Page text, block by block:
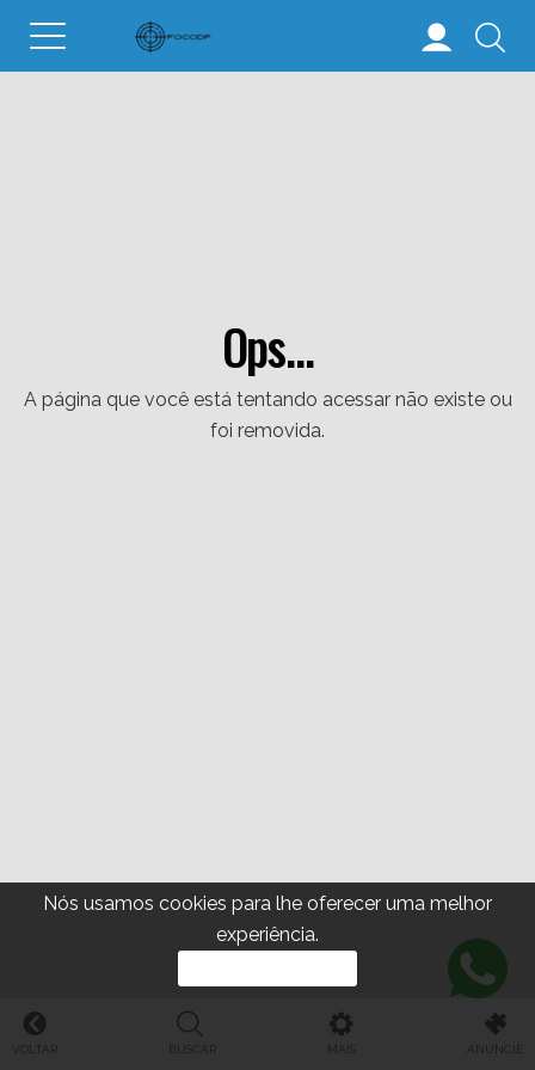
Nós usamos cookies para lhe oferecer uma melhor
experiência.
Ops...
A página que você está tentando acessar não existe ou
foi removida.
VOLTAR BUSCAR MAIS ANUNCIE